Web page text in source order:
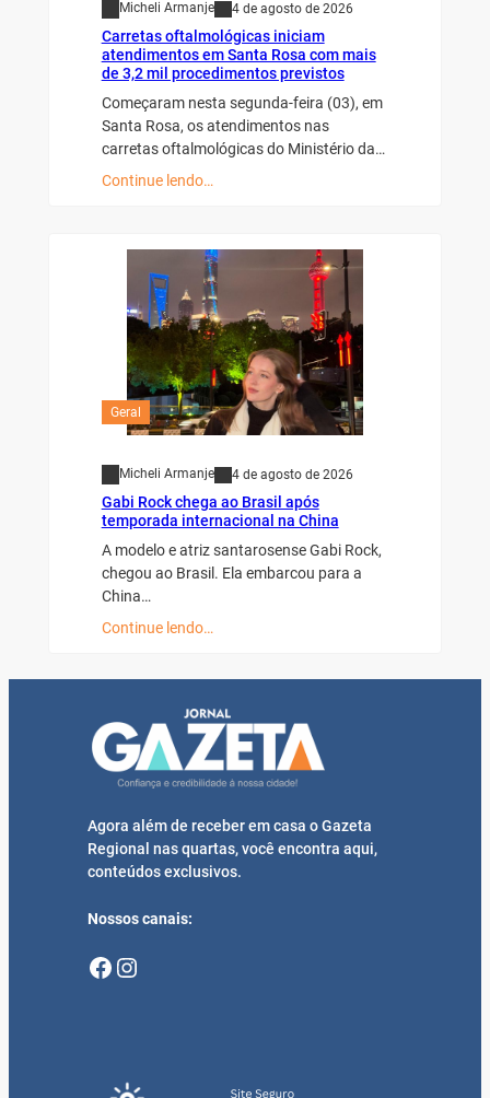
Micheli Armanje 4 de agosto de 2026
Carretas oftalmológicas iniciam
atendimentos em Santa Rosa com mais
de 3,2 mil procedimentos previstos
Começaram nesta segunda-feira (03), em
Santa Rosa, os atendimentos nas
carretas oftalmológicas do Ministério da…
Continue lendo…
Geral
Micheli Armanje 4 de agosto de 2026
Gabi Rock chega ao Brasil após
temporada internacional na China
A modelo e atriz santarosense Gabi Rock,
chegou ao Brasil. Ela embarcou para a
China…
Continue lendo…
Agora além de receber em casa o Gazeta
Regional nas quartas, você encontra aqui,
conteúdos exclusivos.
Nossos canais:
Facebook Instagram